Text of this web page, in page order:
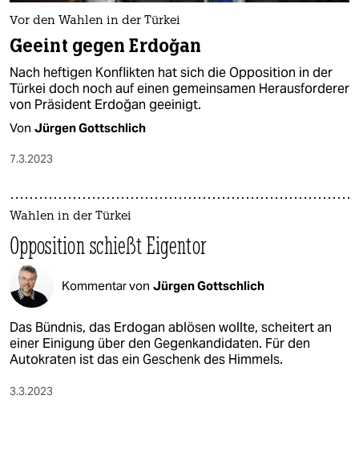
Vor den Wahlen in der Türkei
Geeint gegen Erdoğan
Nach heftigen Konflikten hat sich die Opposition in der
Türkei doch noch auf einen gemeinsamen Herausforderer
von Präsident Erdoğan geeinigt.
Von Jürgen Gottschlich
7.3.2023
Wahlen in der Türkei
Opposition schießt Eigentor
Kommentar von Jürgen Gottschlich
Das Bündnis, das Erdogan ablösen wollte, scheitert an
einer Einigung über den Gegenkandidaten. Für den
Autokraten ist das ein Geschenk des Himmels.
3.3.2023